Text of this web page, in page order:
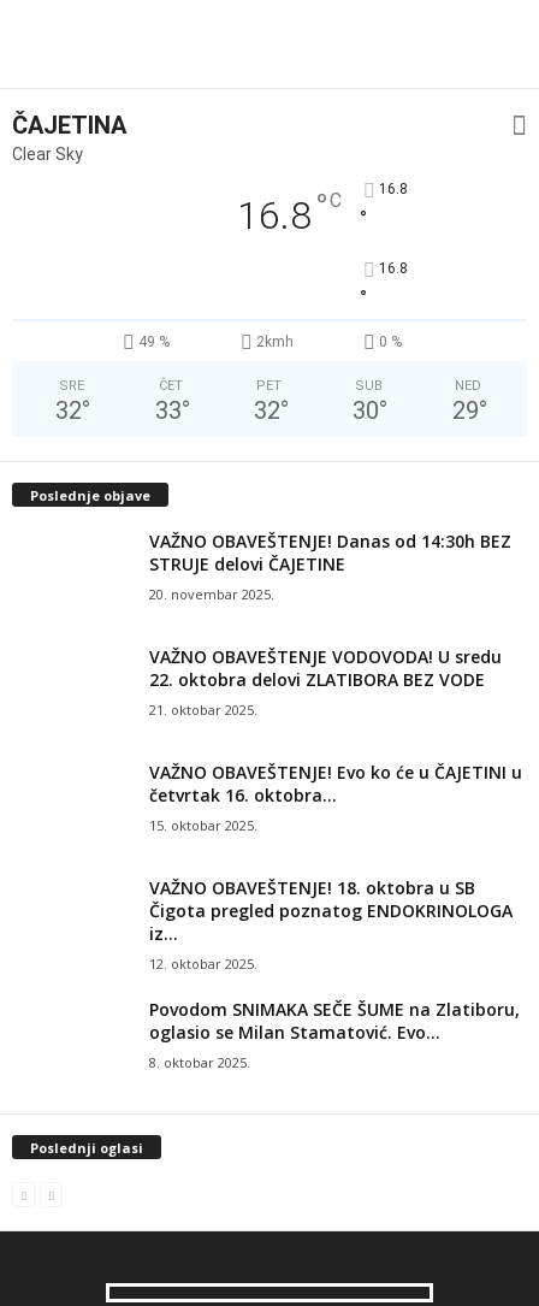
ČAJETINA
Clear Sky
16.8°C 16.8
°
16.8
°
49 % 2kmh 0 %
SRE
32°
ČET
33°
PET
32°
SUB
30°
NED
29°
Poslednje objave
VAŽNO OBAVEŠTENJE! Danas od 14:30h BEZ
STRUJE delovi ČAJETINE
20. novembar 2025.
VAŽNO OBAVEŠTENJE VODOVODA! U sredu
22. oktobra delovi ZLATIBORA BEZ VODE
21. oktobar 2025.
VAŽNO OBAVEŠTENJE! Evo ko će u ČAJETINI u
četvrtak 16. oktobra...
15. oktobar 2025.
VAŽNO OBAVEŠTENJE! 18. oktobra u SB
Čigota pregled poznatog ENDOKRINOLOGA
iz...
12. oktobar 2025.
Povodom SNIMAKA SEČE ŠUME na Zlatiboru,
oglasio se Milan Stamatović. Evo...
8. oktobar 2025.
Poslednji oglasi